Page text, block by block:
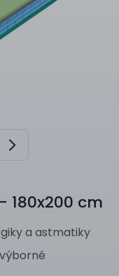
- 180x200 cm
a astmatiky